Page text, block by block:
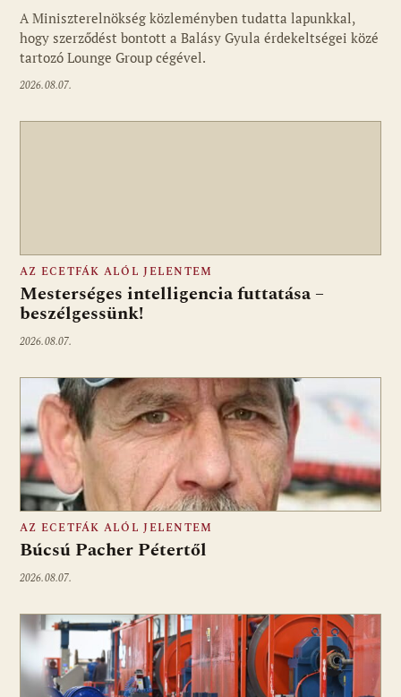
Fotó: media1.hu
A Miniszterelnökség közleményben tudatta lapunkkal,
hogy szerződést bontott a Balásy Gyula érdekeltségei közé
tartozó Lounge Group cégével.
2026.08.07.
AZ ECETFÁK ALÓL JELENTEM
Mesterséges intelligencia futtatása –
beszélgessünk!
2026.08.07.
AZ ECETFÁK ALÓL JELENTEM
Búcsú Pacher Pétertől
2026.08.07.